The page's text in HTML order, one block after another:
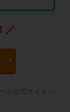
／
カ公式サイトへ